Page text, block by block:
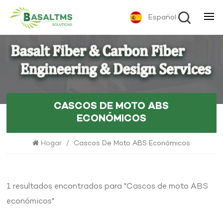
Español
CASCOS DE MOTO ABS
ECONÓMICOS
Hogar / Cascos De Moto ABS Económicos
1 resultados encontrados para "Cascos de moto ABS
económicos"